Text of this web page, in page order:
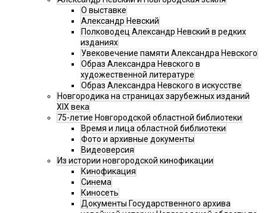
О выставке
Александр Невский
Полководец Александр Невский в редких
изданиях
Увековечение памяти Александра Невского
Образ Александра Невского в
художественной литературе
Образ Александра Невского в искусстве
Новгородика на страницах зарубежных изданий
XIX века
75-летие Новгородской областной библиотеки
Время и лица областной библиотеки
Фото и архивные документы
Видеоверсия
Из истории новгородской кинофикации
Кинофикация
Синема
Киносеть
Документы Государственного архива